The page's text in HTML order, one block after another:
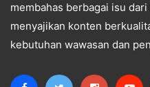
membahas berbagai isu
menyajikan konten
kebutuhan wawasan dan